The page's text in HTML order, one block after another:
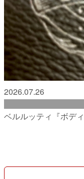
2026.07.26
ベルルッティ『ボデ